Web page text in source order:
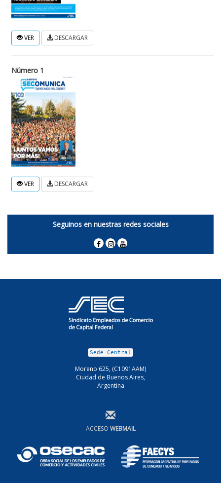
VER DESCARGAR
Número 1
VER DESCARGAR
Seguinos en nuestras redes sociales
Sede Central
Moreno 625, (C1091AAM)
Ciudad de Buenos Aires,
Argentina
ACCESO WEBMAIL